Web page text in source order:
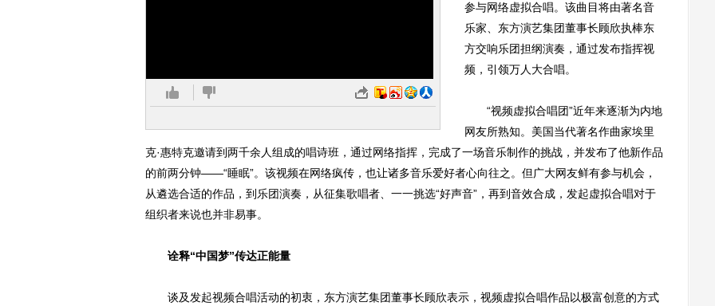
参与网络虚拟合唱。该曲目将由著名音
乐家、东方演艺集团董事长顾欣执棒东
方交响乐团担纲演奏，通过发布指挥视
频，引领万人大合唱。
“视频虚拟合唱团”近年来逐渐为内地
网友所熟知。美国当代著名作曲家埃里
克·惠特克邀请到两千余人组成的唱诗班，通过网络指挥，完成了一场音乐制作的挑战，并发布了他新作品
的前两分钟——“睡眠”。该视频在网络疯传，也让诸多音乐爱好者心向往之。但广大网友鲜有参与机会，
从遴选合适的作品，到乐团演奏，从征集歌唱者、一一挑选“好声音”，再到音效合成，发起虚拟合唱对于
组织者来说也并非易事。
诠释“中国梦”传达正能量
谈及发起视频合唱活动的初衷，东方演艺集团董事长顾欣表示，视频虚拟合唱作品以极富创意的方式